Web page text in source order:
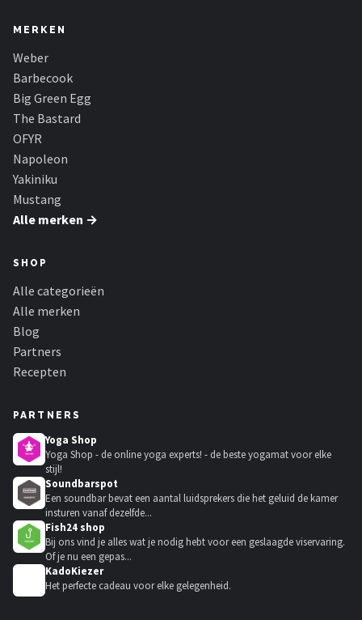
MERKEN
Weber
Barbecook
Big Green Egg
The Bastard
OFYR
Napoleon
Yakiniku
Mustang
Alle merken →
SHOP
Alle categorieën
Alle merken
Blog
Partners
Recepten
PARTNERS
Yoga Shop
Yoga Shop - de online yoga experts! - de beste yogamat voor elke
stijl!
Soundbarspot
Een soundbar bevat een aantal luidsprekers die het geluid de kamer
insturen vanaf dezelfde...
Fish24 shop
Bij ons vind je alles wat je nodig hebt voor een geslaagde viservaring.
Of je nu een gepas...
KadoKiezer
Het perfecte cadeau voor elke gelegenheid.